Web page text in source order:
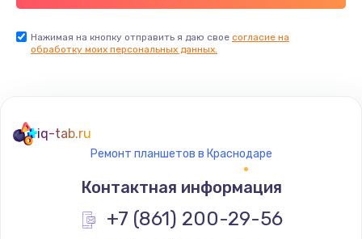
от 1330 руб.
Замена южного моста
от 2300 руб.
Нажимая на кнопку отправить я даю свое согласие на
обработку моих персональных данных.
iq-tab.ru
Ремонт планшетов в Краснодаре
Контактная информация
+7 (861) 200-29-56